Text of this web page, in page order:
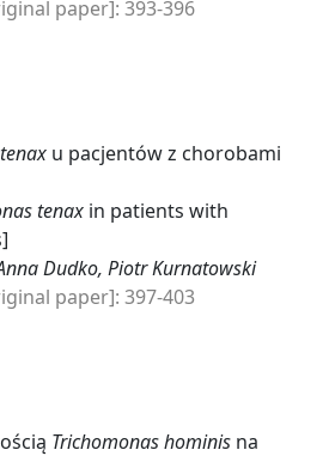
paper]: 393-396
u pacjentów z chorobami
tenax in patients with
Dudko, Piotr Kurnatowski
paper]: 397-403
Trichomonas hominis na